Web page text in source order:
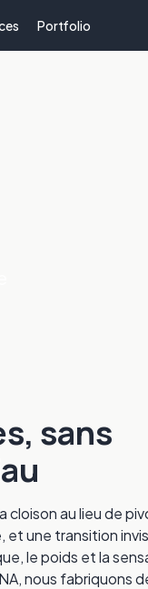
Portfolio
sans
cloison au lieu de
et une transition
le poids et la
nous fabriquons